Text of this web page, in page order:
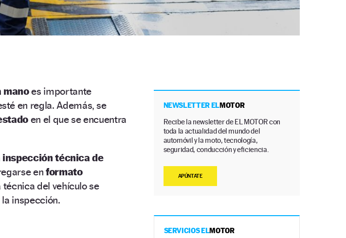
manoes importante
en regla. Además, se
en el que se encuentra
técnica de
en formato
del vehículo se
inspección.
NEWSLETTER ELMOTOR
Recibe la newsletter de EL MOTOR con
toda la actualidad del mundo del
automóvil y la moto, tecnología,
seguridad, conducción y eficiencia.
APÚNTATE
SERVICIOS ELMOTOR